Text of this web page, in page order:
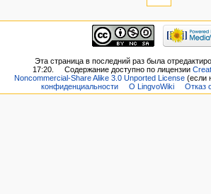
Эта страница в последний раз была
17:20.
Содержание доступно по лицензии
Noncommercial-Share Alike 3.0 Unported License(если
конфиденциальности
О LingvoWiki Отказ